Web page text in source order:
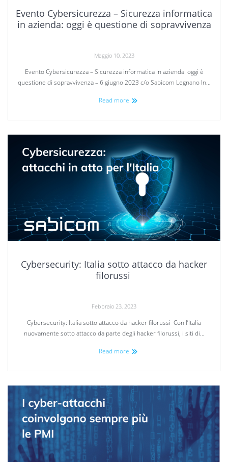
Evento Cybersicurezza – Sicurezza informatica
in azienda: oggi è questione di sopravvivenza
Maggio 10, 2023
Evento Cybersicurezza – Sicurezza informatica in azienda: oggi è
questione di sopravvivenza – 6 giugno 2023 c/o Sabicom Legnano In…
Read more
Cybersecurity: Italia sotto attacco da hacker
filorussi
Febbraio 23, 2023
Cybersecurity: Italia sotto attacco da hacker filorussi Con l’Italia
nuovamente sotto attacco da parte degli hacker filorussi, i siti di…
Read more